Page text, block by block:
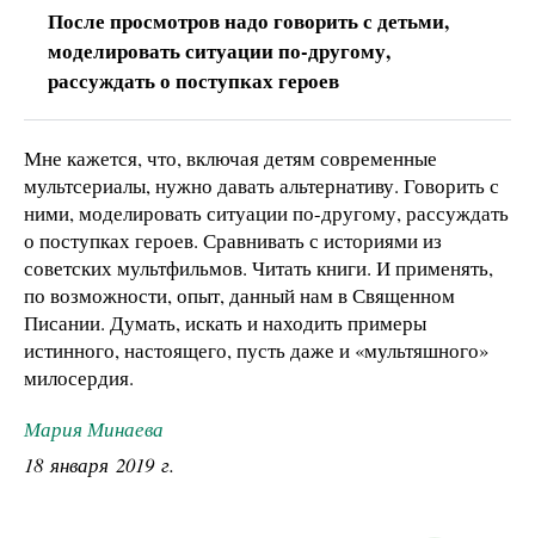
После просмотров надо говорить с детьми,
моделировать ситуации по-другому,
рассуждать о поступках героев
Мне кажется, что, включая детям современные
мультсериалы, нужно давать альтернативу. Говорить с
ними, моделировать ситуации по-другому, рассуждать
о поступках героев. Сравнивать с историями из
советских мультфильмов. Читать книги. И применять,
по возможности, опыт, данный нам в Священном
Писании. Думать, искать и находить примеры
истинного, настоящего, пусть даже и «мультяшного»
милосердия.
Мария Минаева
18 января 2019 г.